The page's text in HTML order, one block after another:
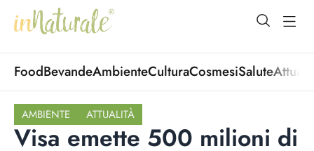
open
FoodBevandeAmbienteCulturaCosmesiSalute
AMBIENTE ATTUALITÀ
Visa emette 500 milioni di